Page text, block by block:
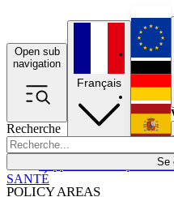
Open sub
navigation
Recherche
Se
POLICY AREAS
Français
SANTÉ